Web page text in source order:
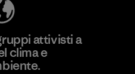
attivisti a
clima e